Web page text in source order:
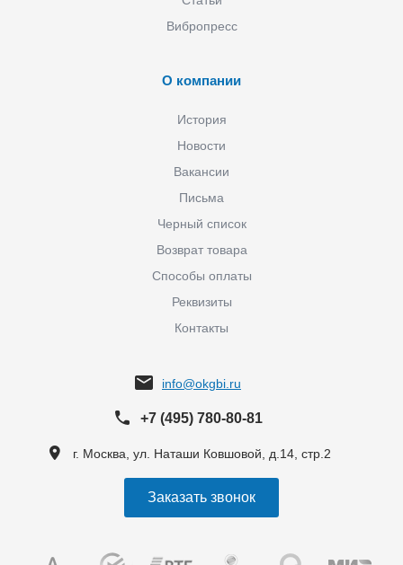
Вибропресс
О компании
История
Новости
Вакансии
Письма
Черный список
Возврат товара
Способы оплаты
Реквизиты
Контакты
info@okgbi.ru
+7 (495) 780-80-81
г. Москва, ул. Наташи Ковшовой, д.14, стр.2
Заказать звонок